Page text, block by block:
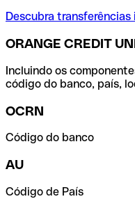
Descubra
ORANGE CREDIT
Incluindo os
código do banco, país,
OCRN
Código do banco
AU
Código de País